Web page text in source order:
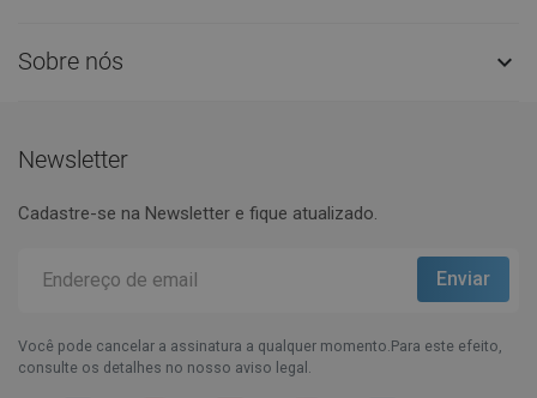
Sobre nós 
Newsletter
Cadastre-se na Newsletter e fique atualizado.
Você pode cancelar a assinatura a qualquer momento.Para este efeito,
consulte os detalhes no nosso aviso legal.